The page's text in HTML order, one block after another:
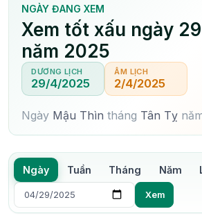
NGÀY ĐANG XEM
Xem tốt xấu ngày
năm 2025
DƯƠNG LỊCH
29/4/2025
ÂM LỊCH
2/4/2025
Ngày Mậu Thìn tháng Tân Tỵ
Ngày Tuần Tháng Năm
Xem